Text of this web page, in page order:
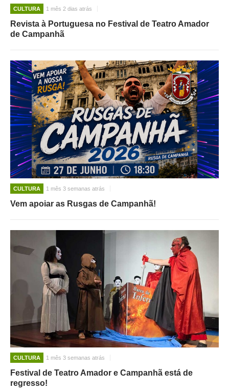
CULTURA 1 mês 2 dias atrás
Revista à Portuguesa no Festival de Teatro Amador
de Campanhã
CULTURA 1 mês 3 semanas atrás
Vem apoiar as Rusgas de Campanhã!
CULTURA 1 mês 3 semanas atrás
Festival de Teatro Amador e Campanhã está de
regresso!